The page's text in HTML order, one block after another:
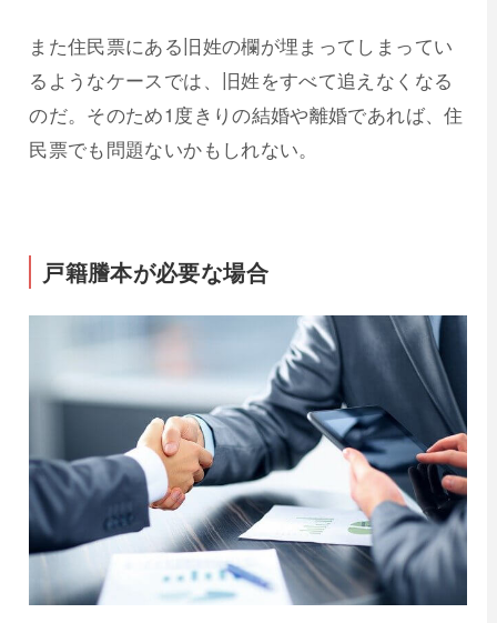
また住民票にある旧姓の欄が埋まってしまってい
るようなケースでは、旧姓をすべて追えなくなる
のだ。そのため1度きりの結婚や離婚であれば、住
民票でも問題ないかもしれない。
戸籍謄本が必要な場合